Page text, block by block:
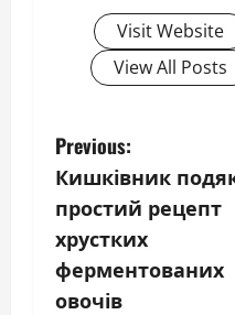
Visit Website
View All Posts
P
o
s
t
Previous:
Кишківник
простий рецепт
хрустких
ферментованих
овочів